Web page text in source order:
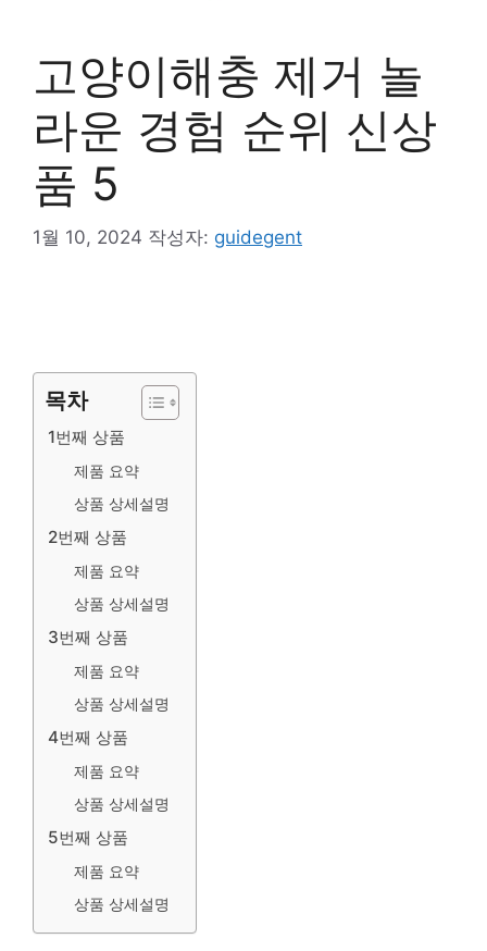
고양이해충 제거 놀
라운 경험 순위 신상
품 5
1월 10, 2024 작성자: guidegent
목차
1번째 상품
제품 요약
상품 상세설명
2번째 상품
제품 요약
상품 상세설명
3번째 상품
제품 요약
상품 상세설명
4번째 상품
제품 요약
상품 상세설명
5번째 상품
제품 요약
상품 상세설명